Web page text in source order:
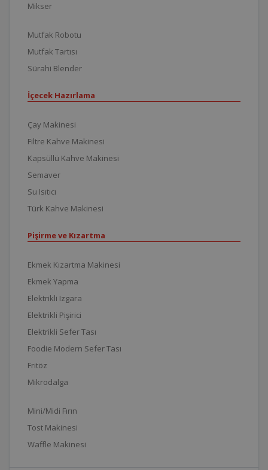
Mikser
Mutfak Robotu
Mutfak Tartısı
Sürahi Blender
İçecek Hazırlama
Çay Makinesi
Filtre Kahve Makinesi
Kapsüllü Kahve Makinesi
Semaver
Su Isıtıcı
Türk Kahve Makinesi
Pişirme ve Kızartma
Ekmek Kızartma Makinesi
Ekmek Yapma
Elektrikli Izgara
Elektrikli Pişirici
Elektrikli Sefer Tası
Foodie Modern Sefer Tası
Fritöz
Mikrodalga
Mini/Midi Fırın
Tost Makinesi
Waffle Makinesi